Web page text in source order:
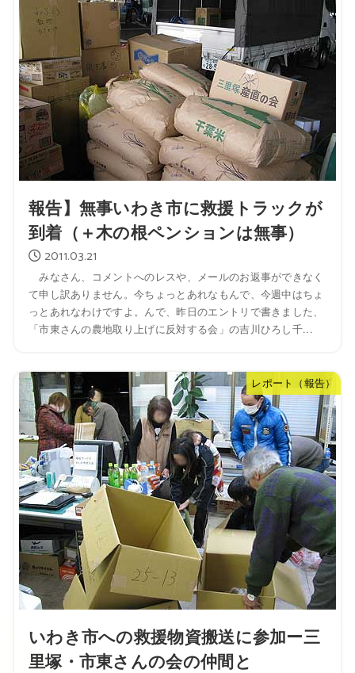
報告】無事いわき市に救援トラックが
到着（＋木の根ペンションは無事）
2011.03.21
みなさん、コメントへのレスや、メールのお返事ができなく
て申し訳ありません。今ちょっとあれなもんで、今週中はちょ
っとあれなわけですよ。んで、昨日のエントリで書きました、
「市東さんの農地取り上げに反対する会」の吉川ひろし千...
レポート（報告）
いわき市への救援物資搬送に参加ー三
里塚・市東さんの会の仲間と